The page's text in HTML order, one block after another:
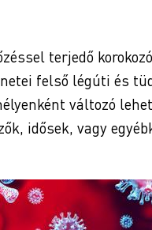
terjedő
felső légúti és
változó
idősek, vagy